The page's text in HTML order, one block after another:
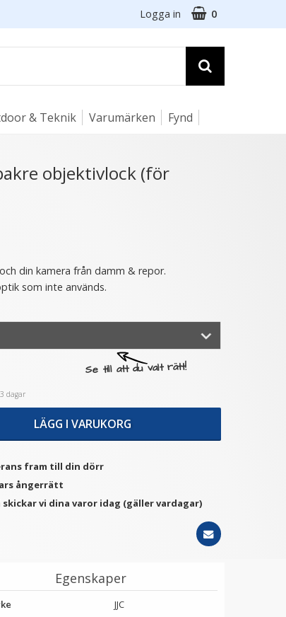
Logga in 0
& Teknik Varumärken Fynd
129 kr
VÄLJ
JJC Bakre objektivlock
★★★★★
VÄLJ
objektivlock (för
din kamera från damm & repor.
som inte används.
Se till att du valt rätt!
dagar
LÄGG I VARUKORG
fram till din dörr
ångerrätt
skickar vi dina varor idag (gäller vardagar)
Egenskaper
JJC